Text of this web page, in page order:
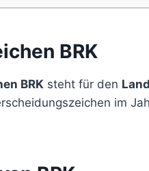
BRK
BRK steht für den
im